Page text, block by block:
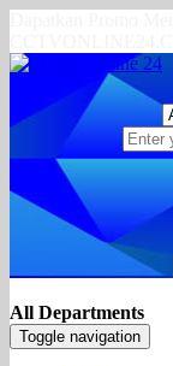
All Departments
Toggle navigation